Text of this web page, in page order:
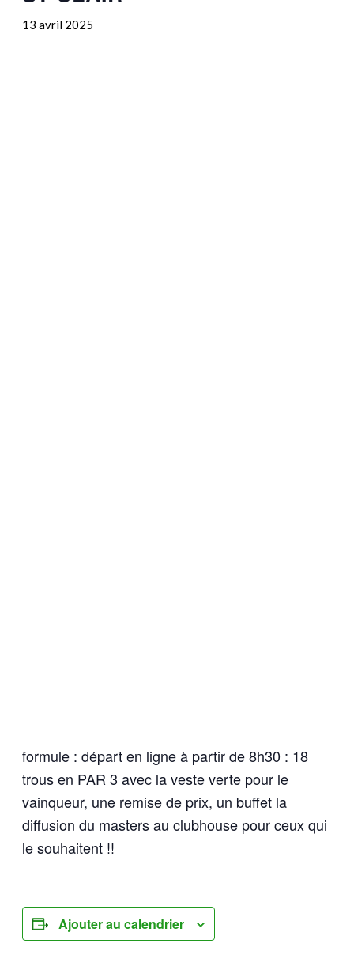
13 avril 2025
formule : départ en ligne à partir de 8h30 : 18
trous en PAR 3 avec la veste verte pour le
vainqueur, une remise de prix, un buffet la
diffusion du masters au clubhouse pour ceux qui
le souhaitent !!
Ajouter au calendrier